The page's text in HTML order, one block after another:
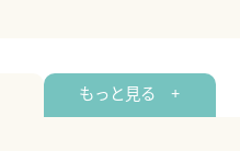
もっと見る +